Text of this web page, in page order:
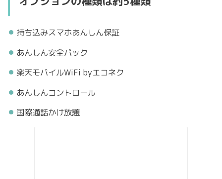
持ち込みスマホあんしん保証
あんしん安全パック
楽天モバイルWiFi byエコネク
あんしんコントロール
国際通話かけ放題